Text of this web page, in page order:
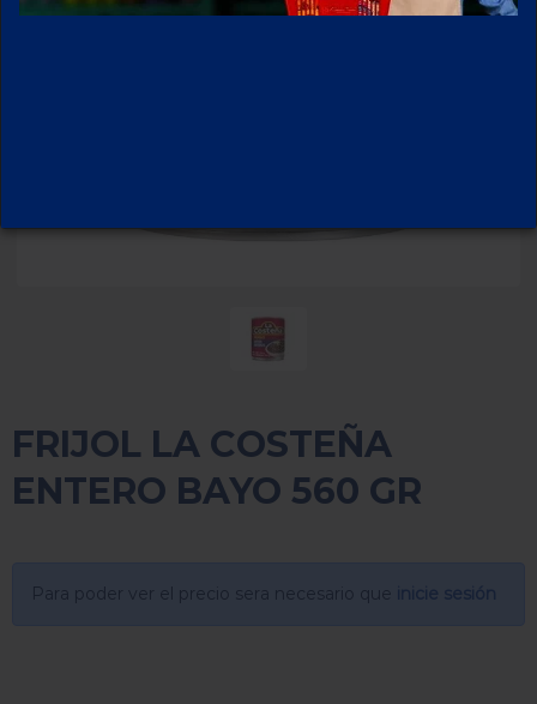
FRIJOL LA COSTEÑA
ENTERO BAYO 560 GR
Para poder ver el precio sera necesario que